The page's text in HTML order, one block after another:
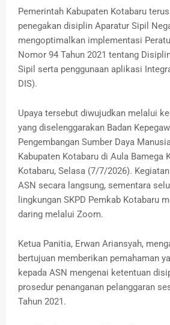
Pemerintah Kabupaten Kotabaru
penegakan disiplin Aparatur Sipil
mengoptimalkan implementasi
Nomor 94 Tahun 2021 tentang
Sipil serta penggunaan aplikasi
DIS).
Upaya tersebut diwujudkan melalui
yang diselenggarakan Badan
Pengembangan Sumber Daya
Kabupaten Kotabaru di Aula Bamega
Kotabaru, Selasa (7/7/2026).
ASN secara langsung, sementara
lingkungan SKPD Pemkab Kotabaru
daring melalui Zoom.
Ketua Panitia, Erwan Ariansyah,
bertujuan memberikan pemahaman
kepada ASN mengenai ketentuan
prosedur penanganan pelanggaran
Tahun 2021.